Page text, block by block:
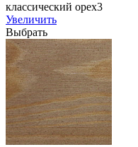
классический орех3
Увеличить
Выбрать